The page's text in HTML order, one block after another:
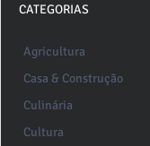
CATEGORIAS
Agricultura
Casa & Construção
Culinária
Cultura